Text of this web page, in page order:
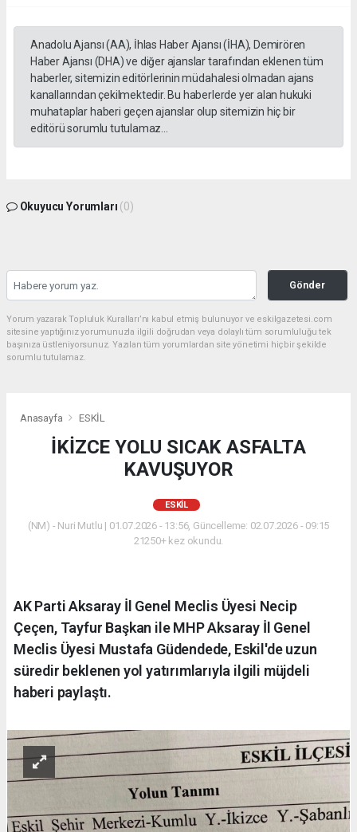
Anadolu Ajansı (AA), İhlas Haber Ajansı (İHA), Demirören
Haber Ajansı (DHA) ve diğer ajanslar tarafından eklenen tüm
haberler, sitemizin editörlerinin müdahalesi olmadan ajans
kanallarından çekilmektedir. Bu haberlerde yer alan hukuki
muhataplar haberi geçen ajanslar olup sitemizin hiç bir
editörü sorumlu tutulamaz...
Okuyucu Yorumları (0)
Gönder
Yorum yazarak Topluluk Kuralları’nı kabul etmiş bulunuyor ve eskilgazetesi.com
sitesine yaptığınız yorumunuzla ilgili doğrudan veya dolaylı tüm sorumluluğu tek
başınıza üstleniyorsunuz. Yazılan tüm yorumlardan site yönetimi hiçbir şekilde
sorumlu tutulamaz.
Anasayfa ESKİL
İKİZCE YOLU SICAK ASFALTA
KAVUŞUYOR
ESKİL
(NM) - Nuri Mutlu | 01.07.2026 - 13:56, Güncelleme: 02.07.2026 - 09:15
21250+ kez okundu.
AK Parti Aksaray İl Genel Meclis Üyesi Necip
Çeçen, Tayfur Başkan ile MHP Aksaray İl Genel
Meclis Üyesi Mustafa Güdendede, Eskil'de uzun
süredir beklenen yol yatırımlarıyla ilgili müjdeli
haberi paylaştı.